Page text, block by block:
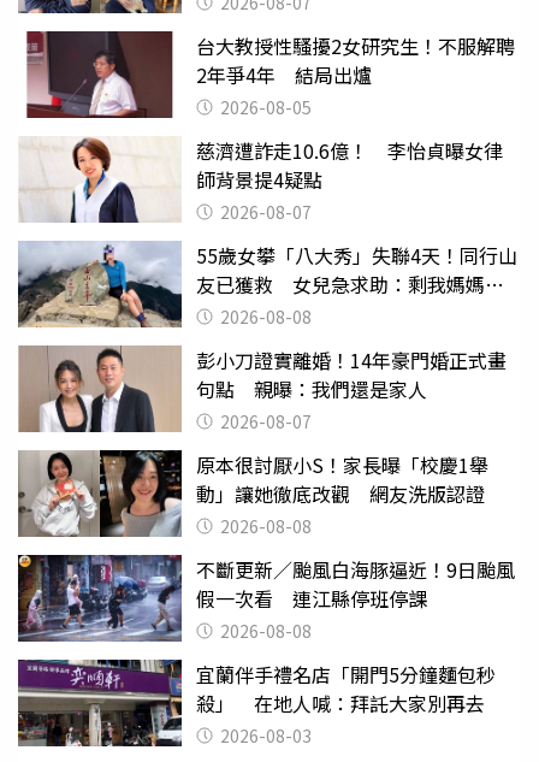
台大教授性騷擾2女研究生！不服解聘
2年爭4年 結局出爐
2026-08-05
慈濟遭詐走10.6億！ 李怡貞曝女律
師背景提4疑點
2026-08-07
55歲女攀「八大秀」失聯4天！同行山
友已獲救 女兒急求助：剩我媽媽還
沒找到
2026-08-08
彭小刀證實離婚！14年豪門婚正式畫
句點 親曝：我們還是家人
2026-08-07
原本很討厭小S！家長曝「校慶1舉
動」讓她徹底改觀 網友洗版認證
2026-08-08
不斷更新／颱風白海豚逼近！9日颱風
假一次看 連江縣停班停課
2026-08-08
宜蘭伴手禮名店「開門5分鐘麵包秒
殺」 在地人喊：拜託大家別再去
2026-08-03